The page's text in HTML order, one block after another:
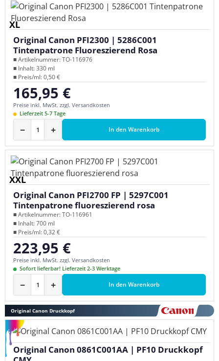
XL
Original Canon PFI2300 | 5286C001
Tintenpatrone Fluoreszierend Rosa
■ Artikelnummer: TO-116976
■ Inhalt: 330 ml
■ Preis/ml: 0,50 €
Regulärer Preis:
165,95 €
Preise inkl. MwSt. zzgl. Versandkosten
Lieferzeit 5-7 Tage
− + In den Warenkorb
XXL
Original Canon PFI2700 FP | 5297C001
Tintenpatrone fluoreszierend rosa
■ Artikelnummer: TO-116961
■ Inhalt: 700 ml
■ Preis/ml: 0,32 €
Regulärer Preis:
223,95 €
Preise inkl. MwSt. zzgl. Versandkosten
Sofort lieferbar! Lieferzeit 2-3 Werktage
− + In den Warenkorb
Original Canon Druckkopf
Original Canon 0861C001AA | PF10 Druckkopf